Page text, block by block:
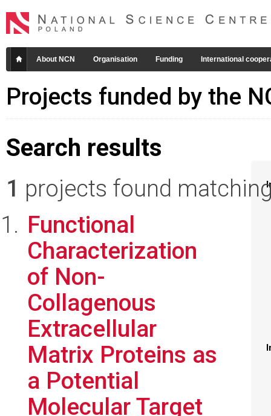
About NCN Organisation Funding International
Projects funded by the
Search results
1 projects found
Functional
Characterization
of Non-
Collagenous
Extracellular
Matrix Proteins as
a Potential
Molecular Target